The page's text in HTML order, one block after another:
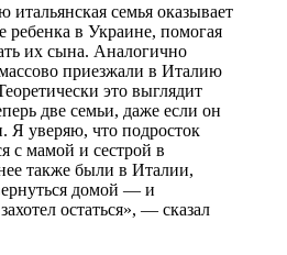
итальянская семья оказывает
ребенка в Украине, помогая
их сына. Аналогично
приезжали в Италию
это выглядит
две семьи, даже если он
Я уверяю, что подросток
с мамой и сестрой в
также были в Италии,
домой — и
остаться», — сказал